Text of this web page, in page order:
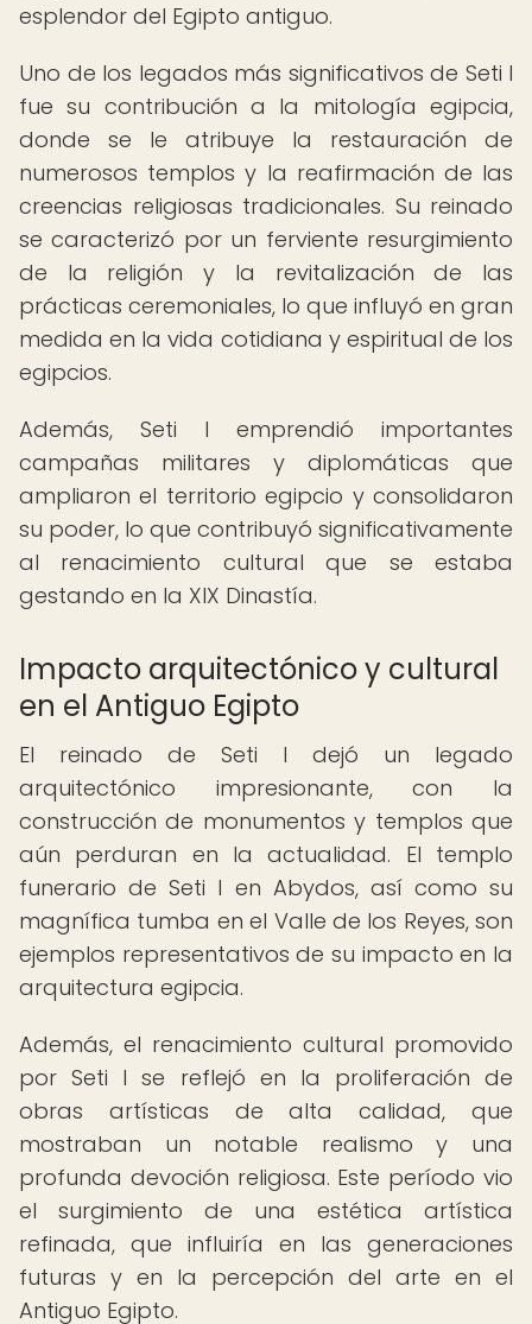
esplendor del Egipto antiguo.
Uno de los legados más significativos de Seti I
fue su contribución a la mitología egipcia,
donde se le atribuye la restauración de
numerosos templos y la reafirmación de las
creencias religiosas tradicionales. Su reinado
se caracterizó por un ferviente resurgimiento
de la religión y la revitalización de las
prácticas ceremoniales, lo que influyó en gran
medida en la vida cotidiana y espiritual de los
egipcios.
Además, Seti I emprendió importantes
campañas militares y diplomáticas que
ampliaron el territorio egipcio y consolidaron
su poder, lo que contribuyó significativamente
al renacimiento cultural que se estaba
gestando en la XIX Dinastía.
Impacto arquitectónico y cultural
en el Antiguo Egipto
El reinado de Seti I dejó un legado
arquitectónico impresionante, con la
construcción de monumentos y templos que
aún perduran en la actualidad. El templo
funerario de Seti I en Abydos, así como su
magnífica tumba en el Valle de los Reyes, son
ejemplos representativos de su impacto en la
arquitectura egipcia.
Además, el renacimiento cultural promovido
por Seti I se reflejó en la proliferación de
obras artísticas de alta calidad, que
mostraban un notable realismo y una
profunda devoción religiosa. Este período vio
el surgimiento de una estética artística
refinada, que influiría en las generaciones
futuras y en la percepción del arte en el
Antiguo Egipto.